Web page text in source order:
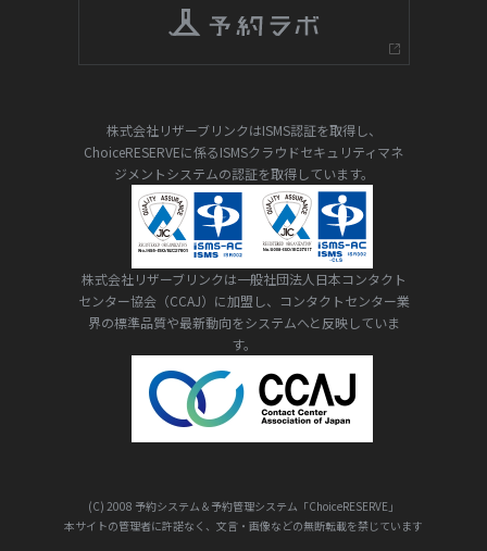
株式会社リザーブリンクはISMS認証を取得し、
ChoiceRESERVEに係るISMSクラウドセキュリティマネ
ジメントシステムの認証を取得しています。
株式会社リザーブリンクは一般社団法人日本コンタクト
センター協会（CCAJ）に加盟し、コンタクトセンター業
界の標準品質や最新動向をシステムへと反映していま
す。
(C) 2008 予約システム＆予約管理システム「ChoiceRESERVE」
本サイトの管理者に許諾なく、文言・画像などの無断転載を禁じています